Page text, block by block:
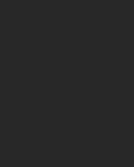
的客户